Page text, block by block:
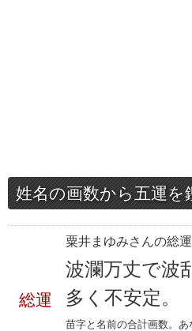
姓名の画数から五運を
総運
粟井まゆみさんの総
波瀾万丈で波
多く不安定。
苗字と名前の合計画数。